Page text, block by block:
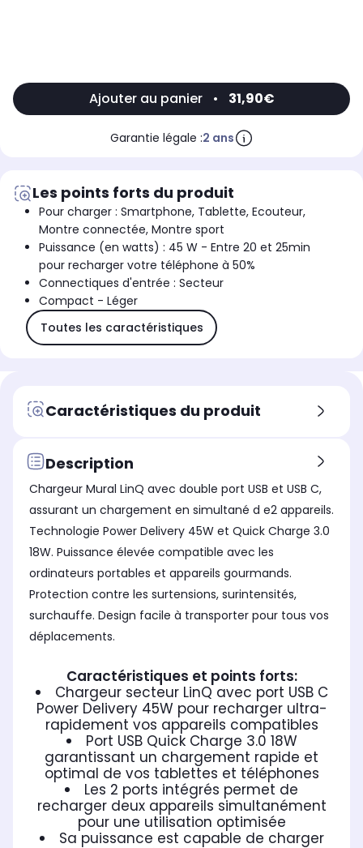
Ajouter au panier • 31,90€
Garantie légale :2 ans
Les points forts du produit
Pour charger : Smartphone, Tablette, Ecouteur,
Montre connectée, Montre sport
Puissance (en watts) : 45 W - Entre 20 et 25min
pour recharger votre téléphone à 50%
Connectiques d'entrée : Secteur
Compact - Léger
Toutes les caractéristiques
Caractéristiques du produit
Description
Chargeur Mural LinQ avec double port USB et USB C,
assurant un chargement en simultané d e2 appareils.
Technologie Power Delivery 45W et Quick Charge 3.0
18W. Puissance élevée compatible avec les
ordinateurs portables et appareils gourmands.
Protection contre les surtensions, surintensités,
surchauffe. Design facile à transporter pour tous vos
déplacements.
Caractéristiques et points forts:
Chargeur secteur LinQ avec port USB C
Power Delivery 45W pour recharger ultra-
rapidement vos appareils compatibles
Port USB Quick Charge 3.0 18W
garantissant un chargement rapide et
optimal de vos tablettes et téléphones
Les 2 ports intégrés permet de
recharger deux appareils simultanément
pour une utilisation optimisée
Sa puissance est capable de charger